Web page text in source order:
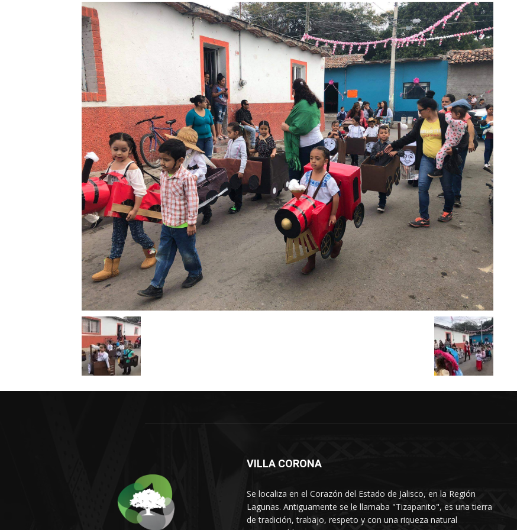
VILLA CORONA
Se localiza en el Corazón del Estado de Jalisco, en la Región
Lagunas. Antiguamente se le llamaba "Tizapanito", es una tierra
de tradición, trabajo, respeto y con una riqueza natural